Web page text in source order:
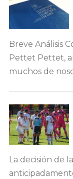
Breve Análisis
Pettet Pettet,
muchos de
La decisión de